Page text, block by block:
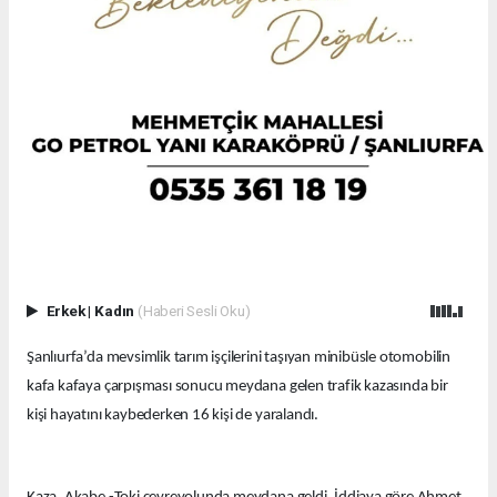
Erkek| Kadın (Haberi Sesli Oku)
Şanlıurfa’da mevsimlik tarım işçilerini taşıyan minibüsle otomobilin
kafa kafaya çarpışması sonucu meydana gelen trafik kazasında bir
kişi hayatını kaybederken 16 kişi de yaralandı.